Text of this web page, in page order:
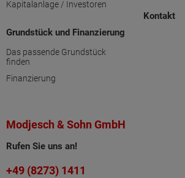
Kapitalanlage / Investoren
Grundstück und Finanzierung
Das passende Grundstück
finden
Finanzierung
Kontakt
Modjesch & Sohn GmbH
Rufen Sie uns an!
+49 (8273) 1411